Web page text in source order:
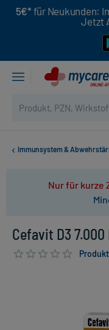
5€* für Neukunden:
Jetzt
Immunsystem &
Nur für kurze
Cefavit D3